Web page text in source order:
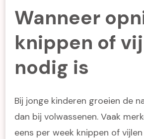
Wanneer
knippen of
nodig is
Bij jonge kinderen groeien de
dan bij volwassenen. Vaak
eens per week knippen of